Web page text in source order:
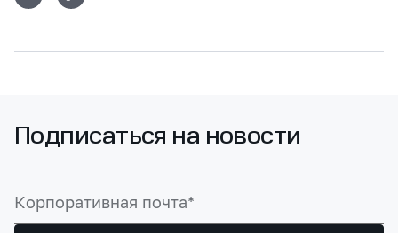
Подписаться на новости